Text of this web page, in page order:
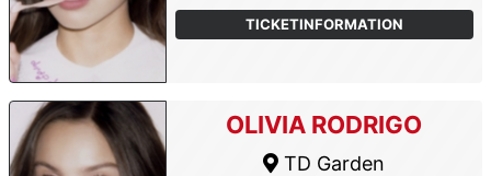
TICKETINFORMATION
OLIVIA RODRIGO
TD Garden